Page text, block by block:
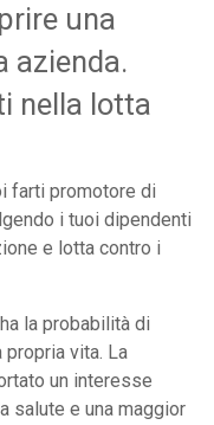
una
azienda.
nella lotta
farti promotore di
i tuoi dipendenti
e lotta contro i
la probabilità di
vita. La
un interesse
salute e una maggior